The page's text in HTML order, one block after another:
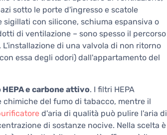
sotto le porte d'ingresso e scatole
con silicone, schiuma espansiva o
di ventilazione – sono spesso il percorso
di una valvola di non ritorno
essa degli odori) dall'appartamento del
e carbone attivo. I filtri HEPA
del fumo di tabacco, mentre il
d'aria di qualità può pulire l'aria di
di sostanze nocive. Nella scelta è